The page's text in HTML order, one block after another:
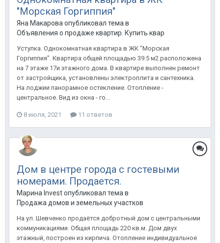
"Морская Горгиппия"
Яна Макарова опубликовал тема в
Объявления о продаже квартир. Купить квартиру в Анапе.
Уступка. Однокомнатная квартира в ЖК "Морская
Горгиппия". Квартира общей площадью 39.5 м2 расположена
на 7 этаже 17и этажного дома. В квартире выполнен ремонт
от застройщика, установлены электроплита и сантехника.
На лоджии панорамное остекление. Отопление -
центральное. Вид из окна - го...
8 июля, 2021 11 ответов
Дом в центре города с гостевыми
номерами. Продается.
Марина Invest опубликовал тема в
Продажа домов и земельных участков
На ул. Шевченко продаётся добротный дом с центральными
коммуникациями. Общая площадь 220 кв.м. Дом двух
этажный, построен из кирпича. Отопление индивидуальное